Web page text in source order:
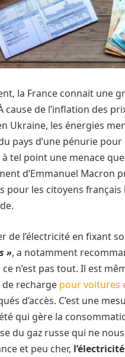
la France connait une
cause de l’inflation des
Ukraine, les énergies
pays d’une pénurie pour
à tel point une menace
d’Emmanuel Macron
pour les citoyens français
de l’électricité en fixant
», a notamment
ce n’est pas tout. Il est
recharge pour voitures
d’accès. C’est une
qui gère la
du gaz russe qui ne
et peu cher,